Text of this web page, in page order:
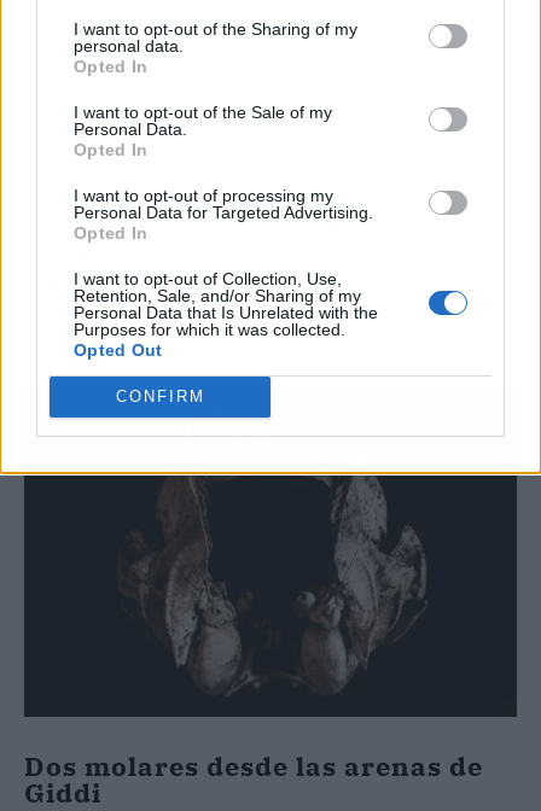
I want to opt-out of the Sharing of my
personal data.
Opted In
I want to opt-out of the Sale of my
Personal Data.
Opted In
I want to opt-out of processing my
Personal Data for Targeted Advertising.
Opted In
I want to opt-out of Collection, Use,
Retention, Sale, and/or Sharing of my
Personal Data that Is Unrelated with the
Purposes for which it was collected.
Opted Out
CONFIRM
decimos los anglosajones”.
Aunque la morfología es claramente derivada
respecto al patrón de Hadar, el equipo no ha
dudado en asignarlo a
tratarse de una población local tardía deA.
afarensis, o de una especie afín, quizá
emparentada con
demuestra que los australopitecos seguían
vivos en el Afar más de 300.000 años después
de lo que se creía.
Dos molares desde las arenas de
Giddi